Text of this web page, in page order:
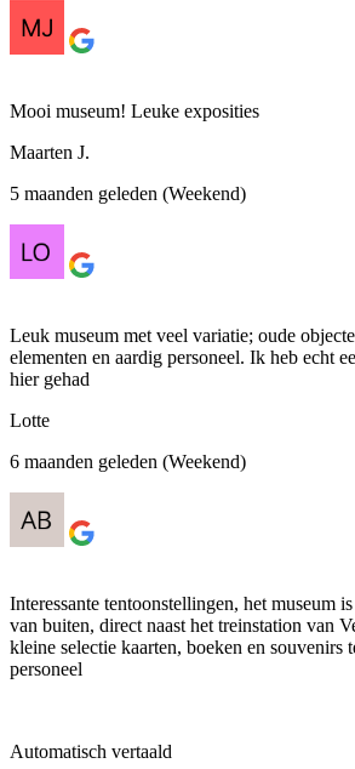
Mooi museum! Leuke exposities
Maarten J.
5 maanden geleden (Weekend)
Leuk museum met veel variatie; oude
elementen en aardig personeel. Ik heb echt
hier gehad
Lotte
6 maanden geleden (Weekend)
Interessante tentoonstellingen, het museum
van buiten, direct naast het treinstation van
kleine selectie kaarten, boeken en souvenirs
personeel
Automatisch vertaald